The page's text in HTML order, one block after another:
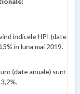
indicele HPI (date
in luna mai 2019.
(date anuale) sunt